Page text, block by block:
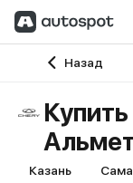
Назад
Главная
Казань